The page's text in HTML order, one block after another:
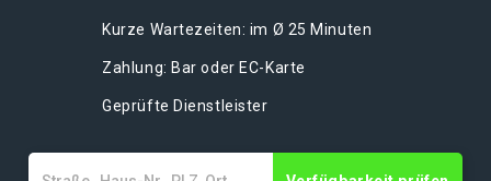
Kurze Wartezeiten: im Ø 25 Minuten
Zahlung: Bar oder EC-Karte
Geprüfte Dienstleister